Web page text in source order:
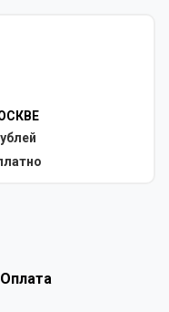
Оплата